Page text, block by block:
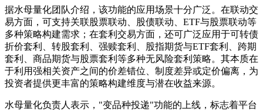
据水母量化团队介绍，该功能的应用场景十分广泛。在联动交
易方面，可支持关联股票联动、股债联动、ETF与股票联动等
多种策略构建需求；在套利交易方面，还可广泛应用于可转债
折价套利、转股套利、强赎套利、股指期货与ETF套利、跨期
套利、商品期货与股票套利等多种无风险套利策略。其本质在
于利用强相关资产之间的价差错位、制度差异或定价偏离，为
投资者提供更丰富的策略构建维度与潜在收益来源。
水母量化负责人表示，"变品种投递"功能的上线，标志着平台